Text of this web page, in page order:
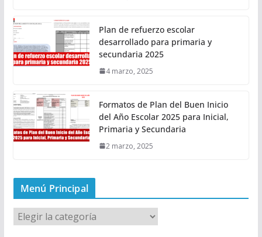
Plan de refuerzo escolar
desarrollado para primaria y
secundaria 2025
4 marzo, 2025
Formatos de Plan del Buen Inicio
del Año Escolar 2025 para Inicial,
Primaria y Secundaria
2 marzo, 2025
Menú Principal
M
e